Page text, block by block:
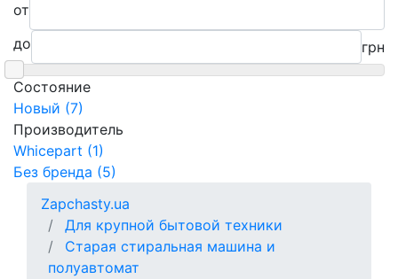
от
до
грн
Состояние
Новый (7)
Производитель
Whicepart (1)
Без бренда (5)
Zapchasty.ua
Для крупной бытовой техники
Старая стиральная машина и
полуавтомат